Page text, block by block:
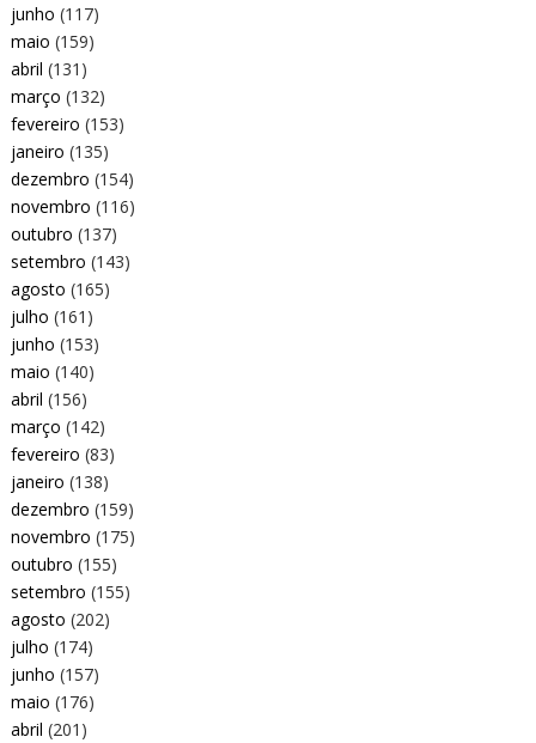
junho (117)
maio (159)
abril (131)
março (132)
fevereiro (153)
janeiro (135)
dezembro (154)
novembro (116)
outubro (137)
setembro (143)
agosto (165)
julho (161)
junho (153)
maio (140)
abril (156)
março (142)
fevereiro (83)
janeiro (138)
dezembro (159)
novembro (175)
outubro (155)
setembro (155)
agosto (202)
julho (174)
junho (157)
maio (176)
abril (201)